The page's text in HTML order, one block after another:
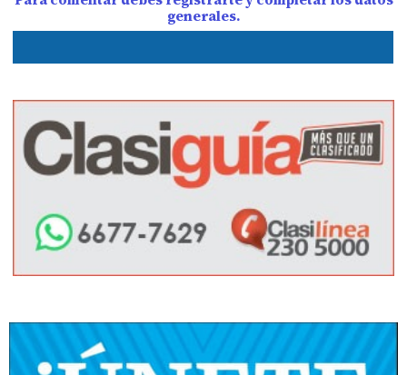
generales.